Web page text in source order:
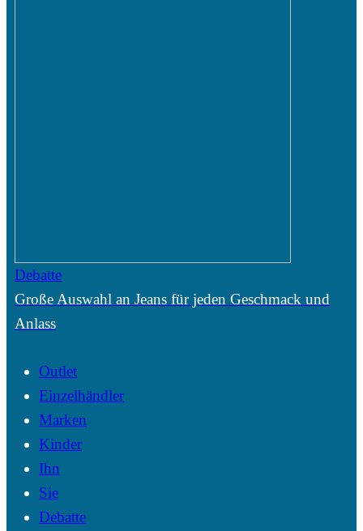
Debatte
Große Auswahl an Jeans für jeden Geschmack und
Anlass
Outlet
Einzelhändler
Marken
Kinder
Ihn
Sie
Debatte